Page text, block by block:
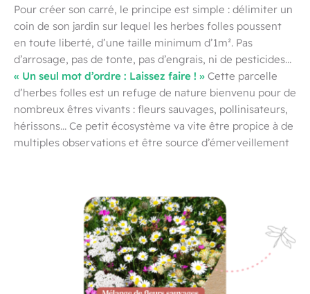
Pour créer son carré, le principe est simple : délimiter un
coin de son jardin sur lequel les herbes folles poussent
en toute liberté, d’une taille minimum d’1m². Pas
d’arrosage, pas de tonte, pas d’engrais, ni de pesticides…
« Un seul mot d’ordre : Laissez faire ! » Cette parcelle
d’herbes folles est un refuge de nature bienvenu pour de
nombreux êtres vivants : fleurs sauvages, pollinisateurs,
hérissons… Ce petit écosystème va vite être propice à de
multiples observations et être source d’émerveillement